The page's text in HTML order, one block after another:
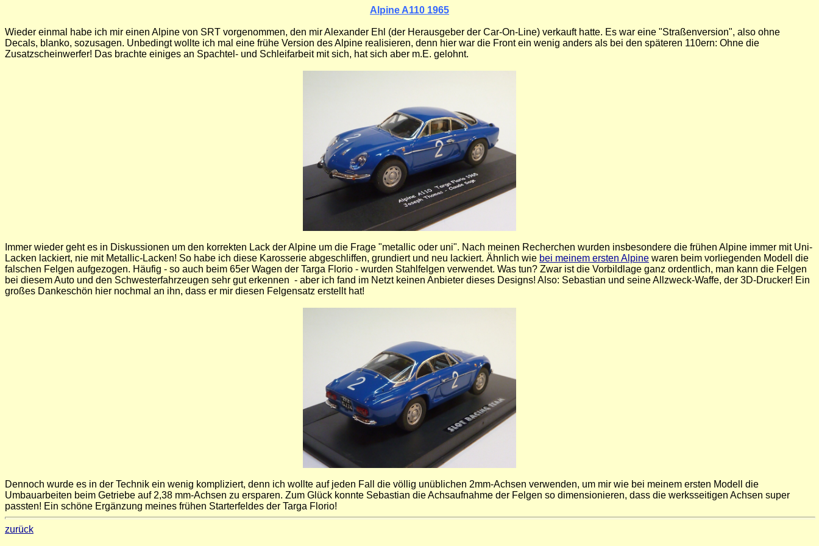
Alpine A110 1965
Wieder einmal habe ich mir einen Alpine von SRT vorgenommen, den mir Alexander Ehl (der Herausgeber der Car-On-Line) verkauft hatte. Es war eine "Straßenversion", also ohne
Decals, blanko, sozusagen. Unbedingt wollte ich mal eine frühe Version des Alpine realisieren, denn hier war die Front ein wenig anders als bei den späteren 110ern: Ohne die
Zusatzscheinwerfer! Das brachte einiges an Spachtel- und Schleifarbeit mit sich, hat sich aber m.E. gelohnt.
Immer wieder geht es in Diskussionen um den korrekten Lack der Alpine um die Frage "metallic oder uni". Nach meinen Recherchen wurden insbesondere die frühen Alpine immer mit Uni-
Lacken lackiert, nie mit Metallic-Lacken! So habe ich diese Karosserie abgeschliffen, grundiert und neu lackiert. Ähnlich wie bei meinem ersten Alpine waren beim vorliegenden Modell die
falschen Felgen aufgezogen. Häufig - so auch beim 65er Wagen der Targa Florio - wurden Stahlfelgen verwendet. Was tun? Zwar ist die Vorbildlage ganz ordentlich, man kann die Felgen
bei diesem Auto und den Schwesterfahrzeugen sehr gut erkennen - aber ich fand im Netzt keinen Anbieter dieses Designs! Also: Sebastian und seine Allzweck-Waffe, der 3D-Drucker! Ein
großes Dankeschön hier nochmal an ihn, dass er mir diesen Felgensatz erstellt hat!
Dennoch wurde es in der Technik ein wenig kompliziert, denn ich wollte auf jeden Fall die völlig unüblichen 2mm-Achsen verwenden, um mir wie bei meinem ersten Modell die
Umbauarbeiten beim Getriebe auf 2,38 mm-Achsen zu ersparen. Zum Glück konnte Sebastian die Achsaufnahme der Felgen so dimensionieren, dass die werksseitigen Achsen super
passten! Ein schöne Ergänzung meines frühen Starterfeldes der Targa Florio!
zurück